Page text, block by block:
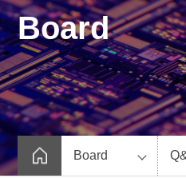
Board
Board